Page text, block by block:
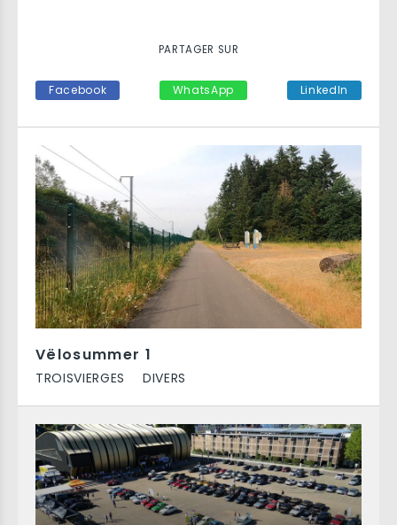
Vëlosummer 1
TROISVIERGES DIVERS
PARTAGER SUR
Facebook WhatsApp LinkedIn